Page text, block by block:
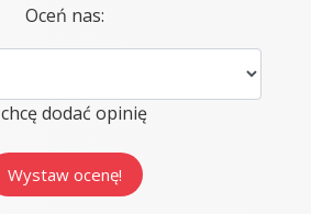
Oceń nas:
chcę dodać opinię